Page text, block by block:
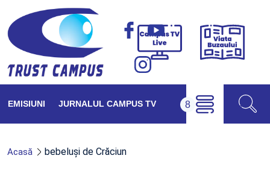
Campus
Viața
EMISIUNI JURNALUL CAMPUS TV
Acasă bebeluși de Crăciun